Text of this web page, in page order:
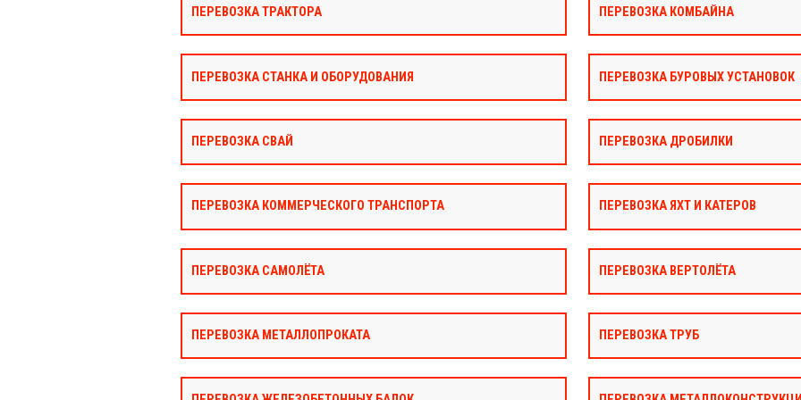
ПЕРЕВОЗКА ТРАКТОРА ПЕРЕВОЗКА КОМБАЙНА
ПЕРЕВОЗКА СТАНКА И ОБОРУДОВАНИЯ ПЕРЕВОЗКА БУРОВЫХ УСТАНОВОК
ПЕРЕВОЗКА СВАЙ ПЕРЕВОЗКА ДРОБИЛКИ
ПЕРЕВОЗКА КОММЕРЧЕСКОГО ТРАНСПОРТА ПЕРЕВОЗКА ЯХТ И КАТЕРОВ
ПЕРЕВОЗКА САМОЛЁТА ПЕРЕВОЗКА ВЕРТОЛЁТА
ПЕРЕВОЗКА МЕТАЛЛОПРОКАТА ПЕРЕВОЗКА ТРУБ